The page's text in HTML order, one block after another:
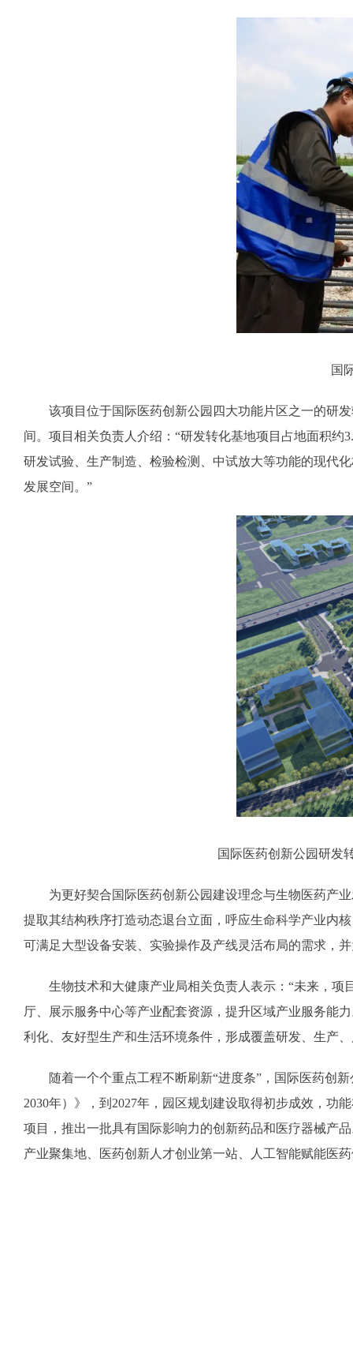
国
该项目位于国际医药创新公园四大功能片区之一的研发
间。项目相关负责人介绍：“研发转化基地项目占地面积
研发试验、生产制造、检验检测、中试放大等功能的现代
发展空间。”
国际医药创新公园研发
为更好契合国际医药创新公园建设理念与生物医药产业
提取其结构秩序打造动态退台立面，呼应生命科学产业内
可满足大型设备安装、实验操作及产线灵活布局的需求，
生物技术和大健康产业局相关负责人表示：“未来，项
厅、展示服务中心等产业配套资源，提升区域产业服务能
利化、友好型生产和生活环境条件，形成覆盖研发、生产
随着一个个重点工程不断刷新“进度条”，国际医药创新
2030年）》，到2027年，园区规划建设取得初步成效，功
项目，推出一批具有国际影响力的创新药品和医疗器械产
产业聚集地、医药创新人才创业第一站、人工智能赋能医